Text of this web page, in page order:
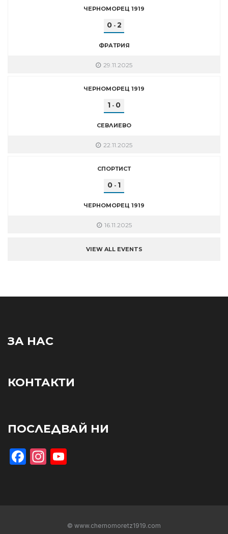
ЧЕРНОМОРЕЦ 1919
0- 2
ФРАТРИЯ
29.11.2025
ЧЕРНОМОРЕЦ 1919
1 - 0
СЕВЛИЕВО
22.11.2025
СПОРТИСТ
0 - 1
ЧЕРНОМОРЕЦ 1919
16.11.2025
VIEW ALL EVENTS
ЗА НАС
КОНТАКТИ
ПОСЛЕДВАЙ НИ
Facebook
Instagram
© www.chernomoretz1919.com